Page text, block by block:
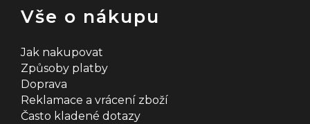
Vše o nákupu
Jak nakupovat
Způsoby platby
Doprava
Reklamace a vrácení zboží
Často kladené dotazy